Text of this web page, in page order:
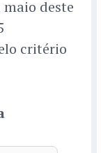
maio deste
critério